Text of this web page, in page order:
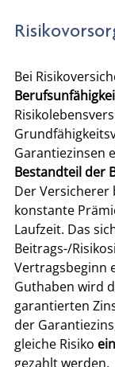
Bei
Garantiezinsen
Bestandteil der
Der Versicherer
konstante
Laufzeit. Das
Beitrags-/
Vertragsbeginn
Guthaben wird
garantierten
der
gleiche Risiko
gezahlt werden.